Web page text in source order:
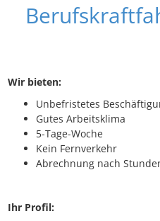
Wir bieten:
Unbefristetes
Gutes Arbeitsklima
5-Tage-Woche
Kein Fernverkehr
Abrechnung nach
Ihr Profil: